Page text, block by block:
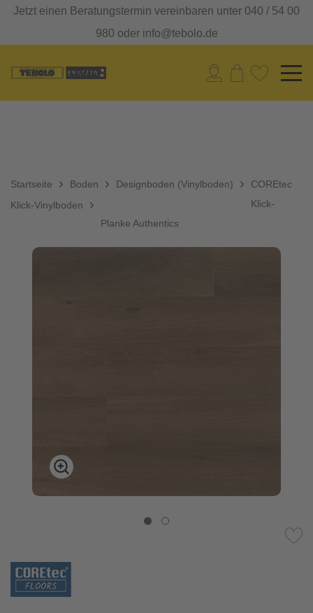
Jetzt einen Beratungstermin vereinbaren unter 040 / 54 00
980 oder info@tebolo.de
Startseite Boden
Designboden (Vinylboden)
Klick-Vinylboden
COREtec
Klick-
Planke Authentics